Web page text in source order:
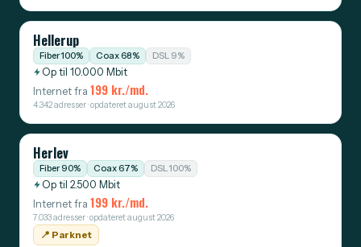
Hellerup
Fiber 100% Coax 68% DSL 9%
Op til 10.000 Mbit
Internet fra 199 kr./md.
4.342 adresser · opdateret august 2026
Herlev
Fiber 90% Coax 67% DSL 100%
Op til 2.500 Mbit
Internet fra 199 kr./md.
7.033 adresser · opdateret august 2026
📍️ Parknet